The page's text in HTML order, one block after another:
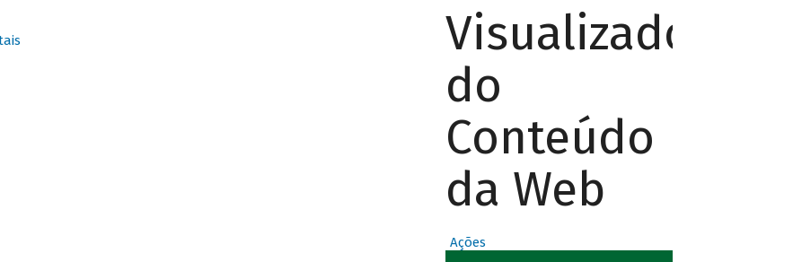
Visualizador
do
Conteúdo
da Web
Ações